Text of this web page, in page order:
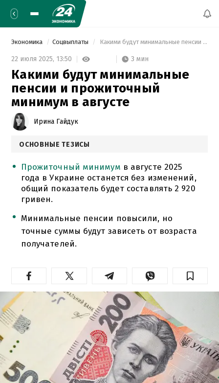
Экономика Соцвыплаты Какими будут минимальные пенсии и прожиточный минимум в августе
22 июля 2025, 13:50 3 мин
Какими будут минимальные
пенсии и прожиточный
минимум в августе
Ирина Гайдук
ОСНОВНЫЕ ТЕЗИСЫ
Прожиточный минимум в августе 2025
года в Украине останется без изменений,
общий показатель будет составлять 2 920
гривен.
Минимальные пенсии повысили, но
точные суммы будут зависеть от возраста
получателей.